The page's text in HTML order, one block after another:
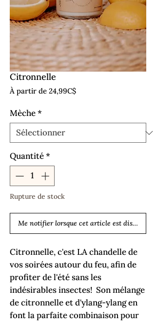
Citronnelle
À partir de 24,99C$Prix
Mèche*
Quantité*
Rupture de stock
Me notifier lorsque cet article est disponible
Citronnelle, c'est LA chandelle de
vos soirées autour du feu, afin de
profiter de l'été sans les
indésirables insectes! Son mélange
de citronnelle et d'ylang-ylang en
font la parfaite combinaison pour